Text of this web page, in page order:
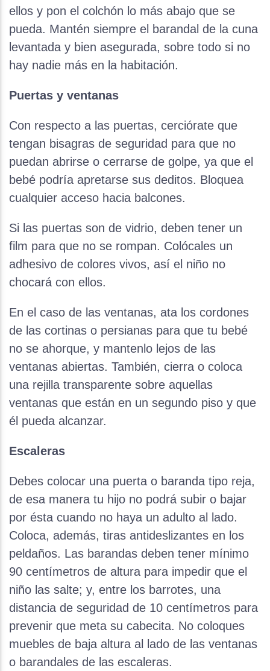
ellos y pon el colchón lo más abajo que se
pueda. Mantén siempre el barandal de la cuna
levantada y bien asegurada, sobre todo si no
hay nadie más en la habitación.
Puertas y ventanas
Con respecto a las puertas, cerciórate que
tengan bisagras de seguridad para que no
puedan abrirse o cerrarse de golpe, ya que el
bebé podría apretarse sus deditos. Bloquea
cualquier acceso hacia balcones.
Si las puertas son de vidrio, deben tener un
film para que no se rompan. Colócales un
adhesivo de colores vivos, así el niño no
chocará con ellos.
En el caso de las ventanas, ata los cordones
de las cortinas o persianas para que tu bebé
no se ahorque, y mantenlo lejos de las
ventanas abiertas. También, cierra o coloca
una rejilla transparente sobre aquellas
ventanas que están en un segundo piso y que
él pueda alcanzar.
Escaleras
Debes colocar una puerta o baranda tipo reja,
de esa manera tu hijo no podrá subir o bajar
por ésta cuando no haya un adulto al lado.
Coloca, además, tiras antideslizantes en los
peldaños. Las barandas deben tener mínimo
90 centímetros de altura para impedir que el
niño las salte; y, entre los barrotes, una
distancia de seguridad de 10 centímetros para
prevenir que meta su cabecita. No coloques
muebles de baja altura al lado de las ventanas
o barandales de las escaleras.